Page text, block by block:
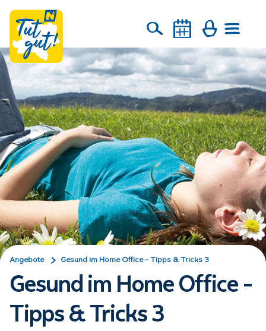
Angebote Gesund im Home Office - Tipps & Tricks 3
Gesund im Home Office -
Tipps & Tricks 3